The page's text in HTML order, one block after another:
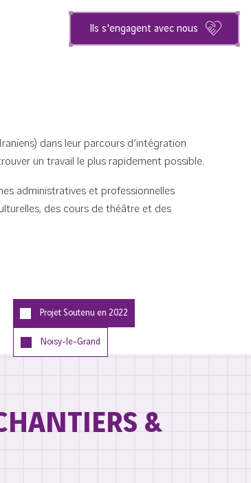
Ils s'engagent avec nous
dans leur parcours d’intégration
un travail le plus rapidement possible.
administratives et professionnelles
des cours de théâtre et des
Projet Soutenu en 2022
Noisy-le-Grand
&